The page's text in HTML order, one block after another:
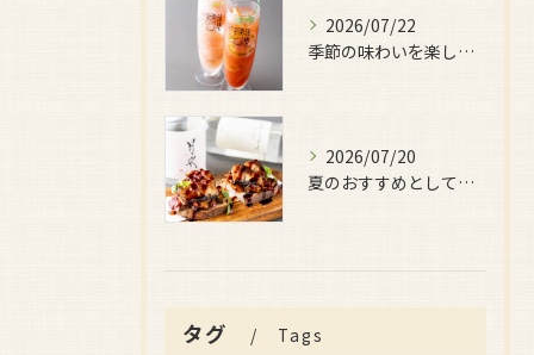
2026/07/22
季節の味わいを楽しみたい日におすすめなのが、
2026/07/20
夏のおすすめとしてぜひ味わっていただきたいのが、
タグ Tags